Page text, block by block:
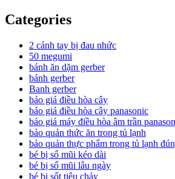
Categories
2 cánh tay bị đau nhức
50 megumi
bánh ăn dặm gerber
bánh gerber
Banh gerber
báo giá điều hòa cây
báo giá điều hòa cây panasonic
báo giá máy điều hòa âm trần
bảo quản thức ăn trong tủ lạnh
bảo quản thực phẩm trong tủ lạnh
bé bị sổ mũi kéo dài
bé bị sổ mũi lâu ngày
bé bị sốt tiêu chảy